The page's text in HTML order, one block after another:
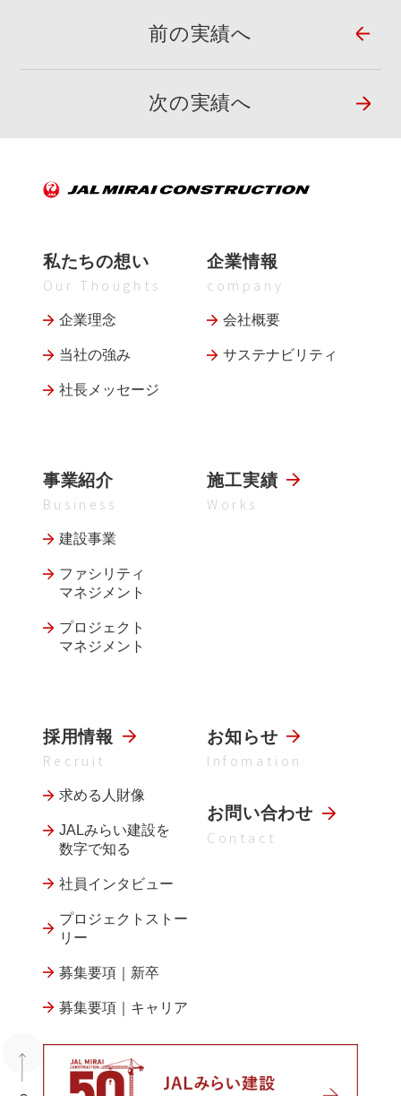
前の実績へ
次の実績へ
私たちの想い
Our Thoughts
企業理念
当社の強み
社長メッセージ
企業情報
company
会社概要
サステナビリティ
事業紹介
Business
建設事業
ファシリティ
マネジメント
プロジェクト
マネジメント
施工実績
Works
採用情報
Recruit
求める人財像
JALみらい建設を
数字で知る
社員インタビュー
プロジェクトストー
リー
募集要項｜新卒
募集要項｜キャリア
お知らせ
Infomation
お問い合わせ
Contact